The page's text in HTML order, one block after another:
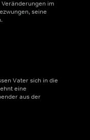
im
seine
Vater sich in die
eine
aus der